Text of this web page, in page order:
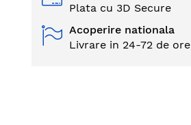
Plata cu 3D Secure
Acoperire nationala
Livrare in 24-72 de ore